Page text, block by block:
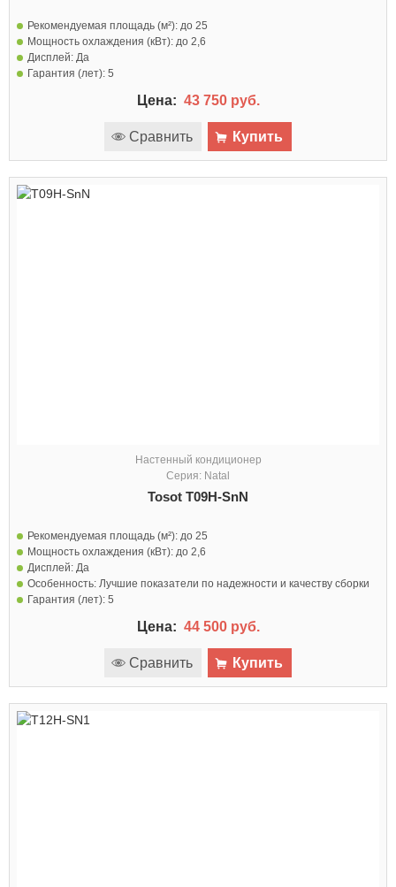
Рекомендуемая площадь (м²): до 25
Мощность охлаждения (кВт): до 2,6
Дисплей: Да
Гарантия (лет): 5
Цена: 43 750 руб.
Сравнить Купить
Настенный кондиционер
Серия: Natal
Tosot T09H-SnN
Рекомендуемая площадь (м²): до 25
Мощность охлаждения (кВт): до 2,6
Дисплей: Да
Особенность: Лучшие показатели по надежности и качеству сборки
Гарантия (лет): 5
Цена: 44 500 руб.
Сравнить Купить